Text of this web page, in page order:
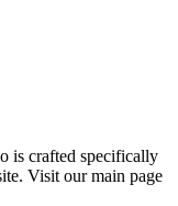
is crafted specifically
Visit our main page